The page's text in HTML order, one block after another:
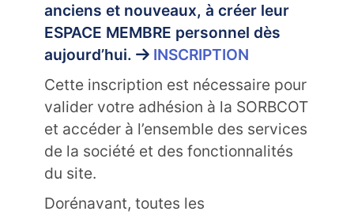
anciens et nouveaux, à créer leur
ESPACE MEMBRE personnel dès
aujourd’hui.
INSCRIPTION
Cette inscription est nécessaire pour
valider votre adhésion à la SORBCOT
et accéder à l’ensemble des services
de la société et des fonctionnalités
du site.
Dorénavant, toutes les